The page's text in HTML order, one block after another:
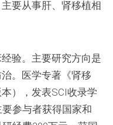
要从事肝、肾移植相
验。主要研究方向是
。医学专著《肾移
），发表SCI收录学
参与者获得国家和